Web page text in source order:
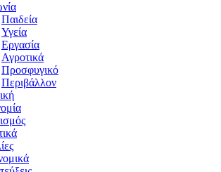
Παιδεία
Υγεία
Εργασία
Αγροτικά
Προσφυγικό
Περιβάλλον